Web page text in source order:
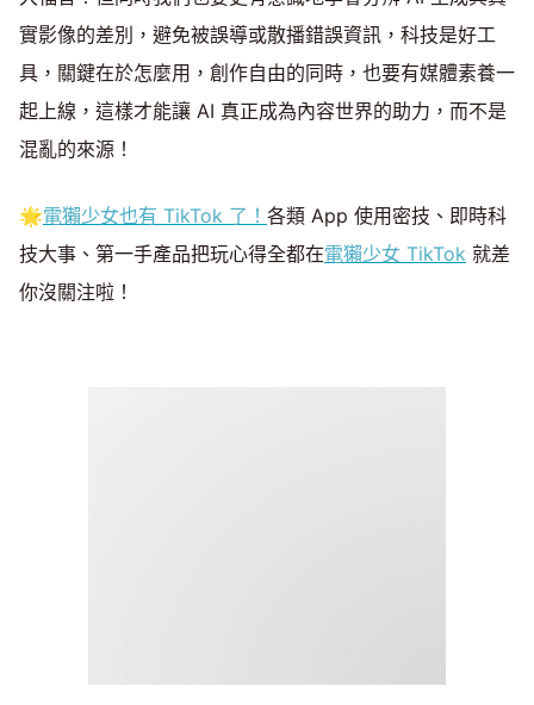
實影像的差別，避免被誤導或散播錯誤資訊，科技是好工
具，關鍵在於怎麼用，創作自由的同時，也要有媒體素養一
起上線，這樣才能讓 AI 真正成為內容世界的助力，而不是
混亂的來源！
🌟電獺少女也有 TikTok 了！ 各類 App 使用密技、即時科
技大事、第一手產品把玩心得全都在電獺少女 TikTok 就差
你沒關注啦！